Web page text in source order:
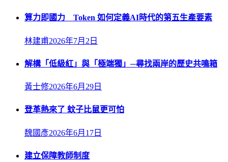
算力即國力 Token 如何定義AI時代的第五生產要素
林建甫2026年7月2日
解構「低級紅」與「極端獨」─尋找兩岸的歷史共鳴箱
黃士修2026年6月29日
登革熱來了 蚊子比鼠更可怕
魏國彥2026年6月17日
建立保障教師制度